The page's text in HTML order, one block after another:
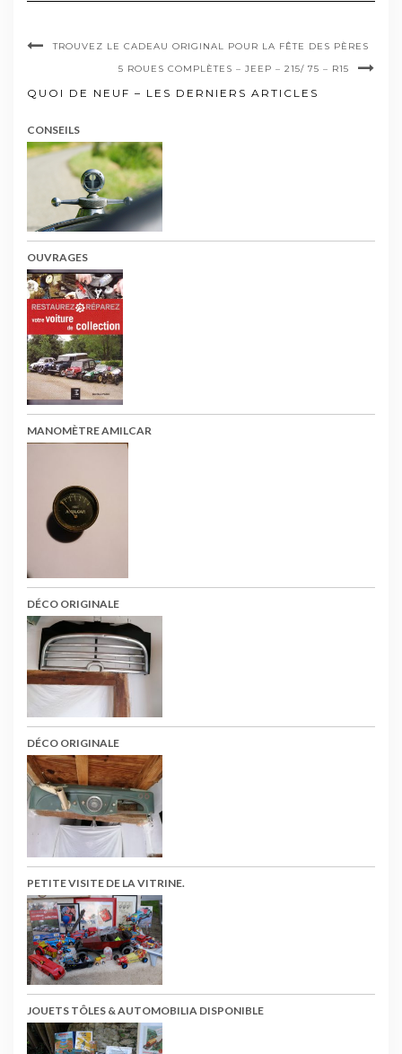
TROUVEZ LE CADEAU ORIGINAL POUR LA FÊTE DES PÈRES
5 ROUES COMPLÈTES – JEEP – 215/ 75 – R15
QUOI DE NEUF – LES DERNIERS ARTICLES
CONSEILS
OUVRAGES
MANOMÈTRE AMILCAR
DÉCO ORIGINALE
DÉCO ORIGINALE
PETITE VISITE DE LA VITRINE.
JOUETS TÔLES & AUTOMOBILIA DISPONIBLE